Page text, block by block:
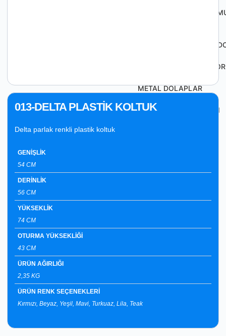
SU DEPOLARI VE
PLASTİK VARİLLER &
TAKIM ÇANTALARI VE
METAL DOLAPLAR
TEMİZLİK EKİPMANLARI
013-DELTA PLASTİK KOLTUK
Delta parlak renkli plastik koltuk
GENİŞLİK
54 CM
DERİNLİK
56 CM
YÜKSEKLİK
74 CM
OTURMA YÜKSEKLİĞİ
43 CM
ÜRÜN AĞIRLIĞI
2,35 KG
ÜRÜN RENK SEÇENEKLERİ
Kırmızı, Beyaz, Yeşil, Mavi, Turkuaz, Lila, Teak